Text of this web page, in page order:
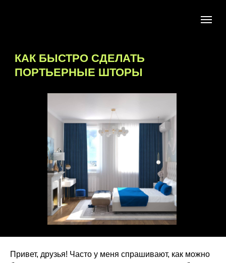
КАК БЫСТРО СДЕЛАТЬ
ПОРТЬЕРНЫЕ ШТОРЫ
Привет, друзья! Часто у меня спрашивают, как можно